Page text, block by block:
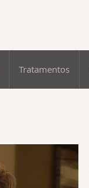
Tratamentos